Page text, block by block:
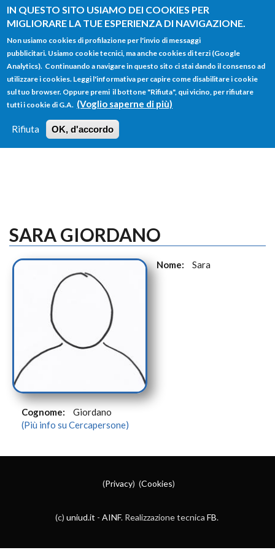
IN QUESTO SITO USIAMO DEI COOKIES PER
MIGLIORARE LA TUE ESPERIENZA DI NAVIGAZIONE.
Non usiamo cookies di profilazione per l'invio di messaggi
pubblicitari. Usiamo cookie tecnici, ma anche cookies di terzi (Google
Analytics). Continuando a navigare in questo sito ci stai dando il consenso ad
utilizzare i cookies. Leggi l'informativa per capire come disabilitare i cookie
sul tuo browser. Oppure premi il bottone "Rifiuta", qui vicino, per rifiutare
tutti i cookie di G.A. (Voglio saperne di più)
Rifiuta OK, d'accordo
Salta al contenuto principale
FORM
DI
RICERCA
Main menu
HOME TUTTI I PROFILI
LOGIN
SARA GIORDANO
Nome: Sara
Cognome:
Giordano
(Più info su Cercapersone)
(Privacy) (Cookies)
(c) uniud.it - AINF. Realizzazione tecnica FB.